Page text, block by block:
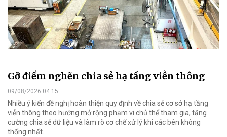
Gỡ điểm nghẽn chia sẻ hạ tầng viễn thông
09/08/2026 04:15
Nhiều ý kiến đề nghị hoàn thiện quy định về chia sẻ cơ sở hạ tầng
viễn thông theo hướng mở rộng phạm vi chủ thể tham gia, tăng
cường chia sẻ dữ liệu và làm rõ cơ chế xử lý khi các bên không
thống nhất.